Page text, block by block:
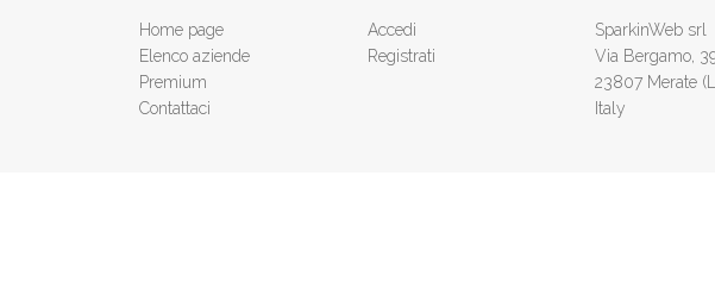
Home page
Elenco aziende
Premium
Contattaci
Accedi
Registrati
SparkinWeb srl
Via Bergamo,
23807 Merate
Italy